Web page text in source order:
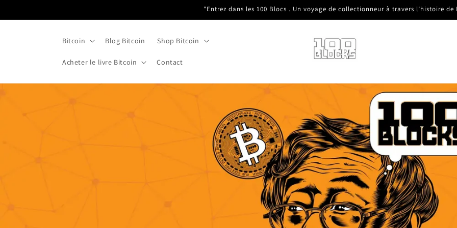
au
"Entrez dans les 100 Blocs . Un voyage de collectionneur à travers l’histoire
Bitcoin Blog Bitcoin Shop Bitcoin
Acheter le livre Bitcoin Contact